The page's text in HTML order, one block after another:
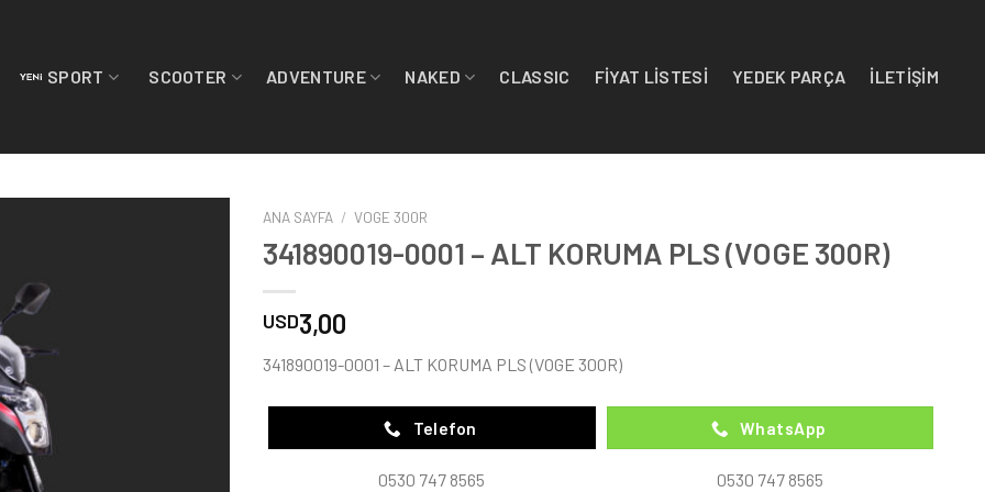
SPORT SCOOTER ADVENTURE NAKED CLASSIC FİYAT LİSTESİ YEDEK PARÇA İLETİŞİM
ANA SAYFA / VOGE 300R
341890019-0001 – ALT KORUMA PLS (VOGE 300R)
USD3,00
341890019-0001 – ALT KORUMA PLS (VOGE 300R)
Telefon
0530 747 8565
WhatsApp
0530 747 8565